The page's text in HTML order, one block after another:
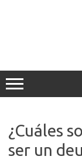
¿Cuáles
ser un